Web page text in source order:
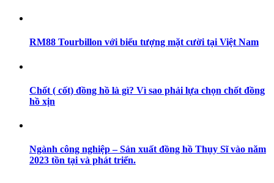
RM88 Tourbillon với biểu tượng mặt cười tại Việt Nam
Chốt ( cốt) đồng hồ là gì? Vì sao phải lựa chọn chốt đồng
hồ xịn
Ngành công nghiệp – Sản xuất đồng hồ Thụy Sĩ vào năm
2023 tồn tại và phát triển.